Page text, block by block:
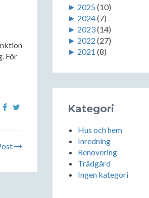
För
► 2025 (10)
► 2024(7)
► 2023(14)
► 2022 (27)
► 2021 (8)
Kategori
Hus och hem
Inredning
Renovering
Trädgård
Ingen kategori